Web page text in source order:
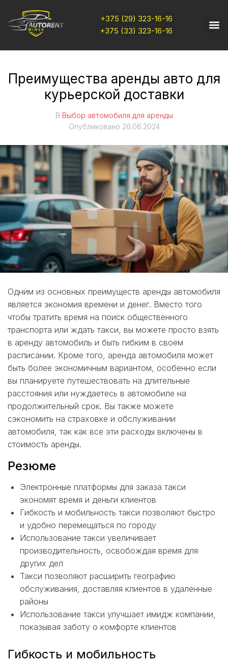
+375 (29) 323-16-16
+375 (33) 323-16-16
Преимущества аренды авто для
курьерской доставки
В Выбор автомобиля для аренды
Опубликовано 26.06.2024
Одним из основных преимуществ аренды автомобиля
является экономия времени и денег. Вместо того
чтобы тратить время на поиск общественного
транспорта или ждать такси, вы можете просто взять
в аренду автомобиль и быть гибким в своем
расписании. Кроме того, аренда автомобиля может
быть более экономичным вариантом, особенно если
вы планируете путешествовать на длительные
расстояния или нуждаетесь в автомобиле на
продолжительный срок. Вы также можете
сэкономить на страховке и обслуживании
автомобиля, так как все эти расходы включены в
стоимость аренды.
Резюме
Электронные платформы для заказа такси
экономят время и деньги клиентов
Гибкость и мобильность такси позволяют быстро
и удобно перемещаться по городу
Использование такси увеличивает
производительность, освобождая время для
других дел
Такси позволяют расширить географию
обслуживания, доставляя клиентов в удаленные
районы
Использование такси улучшает имидж компании,
показывая заботу о комфорте клиентов
Гибкость и мобильность